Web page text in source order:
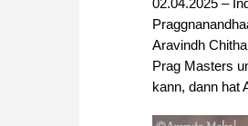
Aravindh
Prag Masters
kann, dann hat